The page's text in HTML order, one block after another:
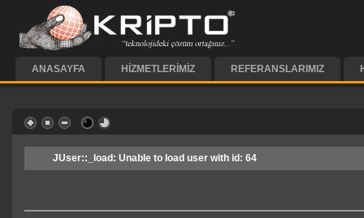
ANASAYFA HIZMETLERIMIZ REFERANSLARIMIZ
JUser::_load: Unable to load user with id: 64